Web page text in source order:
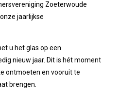
01-04 Nieuwjaarsreceptie
11-15 Bestuursvergadering
11-17 Ondernemersontbijt
Zoeterwoude
jaarlijkse
u het glas op een
nieuw jaar. Dit is hét moment
ontmoeten en vooruit te
brengen.